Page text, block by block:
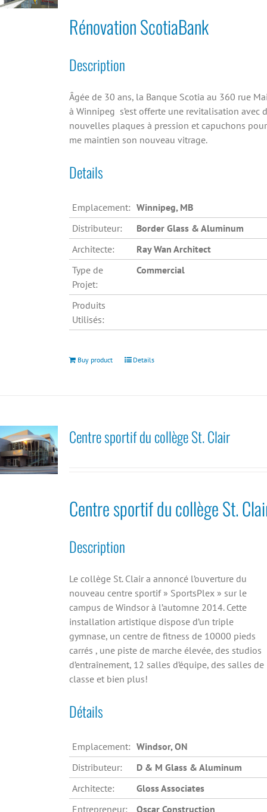
Rénovation ScotiaBank
Description
Âgée de 30 ans, la Banque Scotia au 360 rue
à Winnipeg s’est offerte une revitalisation avec
nouvelles plaques à pression et capuchons pour
me maintien son nouveau vitrage.
Details
Emplacement: Winnipeg, MB
Distributeur:
Border Glass & Aluminum
Architecte:
Ray Wan Architect
Type de
Projet:
Commercial
Produits
Utilisés:
Buy product Details
Centre sportif du collège St. Clair
Centre sportif du collège St.
Description
Le collège St. Clair a annoncé l’ouverture du
nouveau centre sportif » SportsPlex » sur le
campus de Windsor à l’automne 2014. Cette
installation artistique dispose d’un triple
gymnase, un centre de fitness de 10000 pieds
carrés , une piste de marche élevée, des studios
d’entraînement, 12 salles d’équipe, des salles de
classe et bien plus!
Détails
Emplacement: Windsor, ON
Distributeur:
D & M Glass & Aluminum
Architecte:
Gloss Associates
Entrepreneur:
Oscar Construction